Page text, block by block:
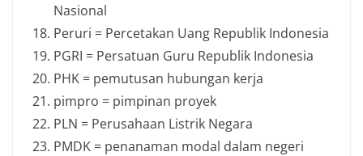
Nasional
Peruri = Percetakan Uang Republik Indonesia
PGRI = Persatuan Guru Republik Indonesia
PHK = pemutusan hubungan kerja
pimpro = pimpinan proyek
PLN = Perusahaan Listrik Negara
PMDK = penanaman modal dalam negeri